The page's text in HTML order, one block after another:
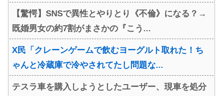
【驚愕】SNSで異性とやりとり《不倫》になる？→
既婚男女の約7割がまさかの『こう...
X民「クレーンゲームで飲むヨーグルト取れた！ち
ゃんと冷蔵庫で冷やされてたし問題な...
テスラ車を購入しようとしたユーザー、現車を処分